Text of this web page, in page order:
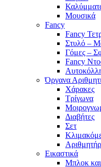
Μουσικά
Fancy
Fancy
Στυλό –
Γόμες –
Fancy
Όργανα
Χάρακες
Τρίγωνα
Διαβήτες
Σετ
Εικαστικά
Μπλοκ